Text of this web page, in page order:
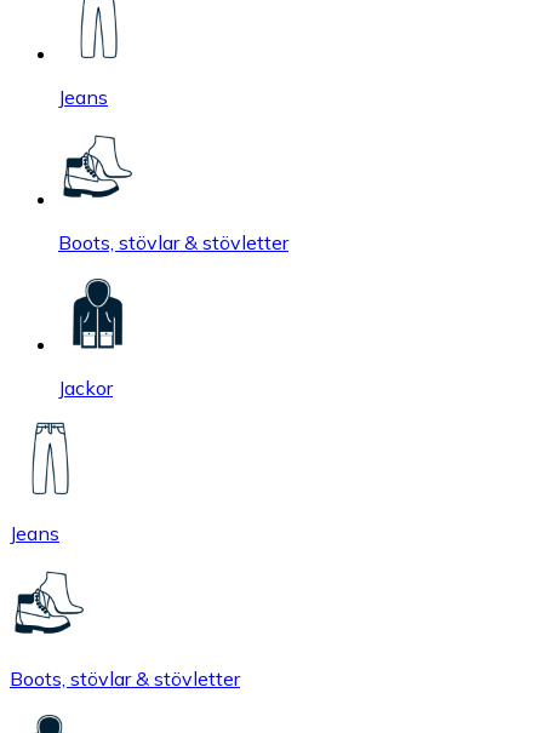
Jeans
Boots, stövlar & stövletter
Jackor
Jeans
Boots, stövlar & stövletter